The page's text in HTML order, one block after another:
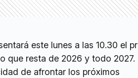
este lunes a las 10.30 el
que resta de 2026 y todo 2027.
de afrontar los próximos